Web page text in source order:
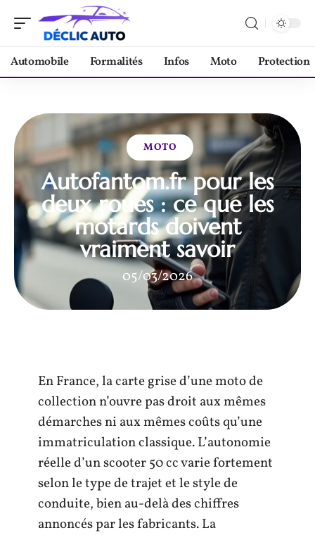
Automobile Formalités Infos Moto Protection
MOTO
Autofantom.fr pour les
deux roues : ce que les
motards doivent
vraiment savoir
05/03/2026
En France, la carte grise d’une moto de
collection n’ouvre pas droit aux mêmes
démarches ni aux mêmes coûts qu’une
immatriculation classique. L’autonomie
réelle d’un scooter 50 cc varie fortement
selon le type de trajet et le style de
conduite, bien au-delà des chiffres
annoncés par les fabricants. La